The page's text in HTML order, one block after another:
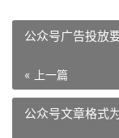
公众号广告投放
« 上一篇
公众号文章格式